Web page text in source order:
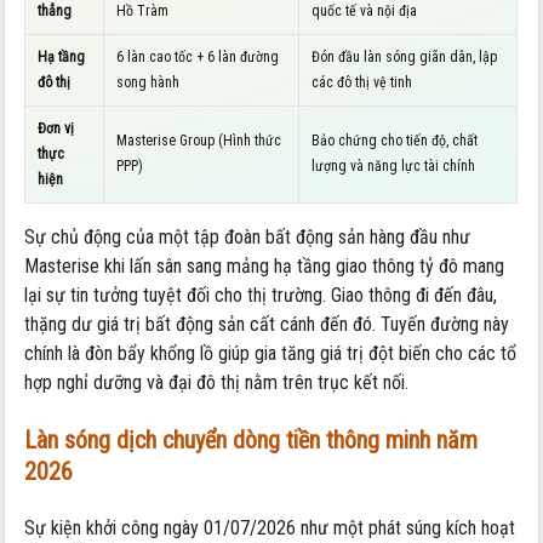
thẳng
Hồ Tràm
quốc tế và nội địa
Hạ tầng
đô thị
6 làn cao tốc + 6 làn đường
song hành
Đón đầu làn sóng giãn dân, lập
các đô thị vệ tinh
Đơn vị
thực
hiện
Masterise Group (Hình thức
PPP)
Bảo chứng cho tiến độ, chất
lượng và năng lực tài chính
Sự chủ động của một tập đoàn bất động sản hàng đầu như
Masterise khi lấn sân sang mảng hạ tầng giao thông tỷ đô mang
lại sự tin tưởng tuyệt đối cho thị trường. Giao thông đi đến đâu,
thặng dư giá trị bất động sản cất cánh đến đó. Tuyến đường này
chính là đòn bẩy khổng lồ giúp gia tăng giá trị đột biến cho các tổ
hợp nghỉ dưỡng và đại đô thị nằm trên trục kết nối.
Làn sóng dịch chuyển dòng tiền thông minh năm
2026
Sự kiện khởi công ngày 01/07/2026 như một phát súng kích hoạt